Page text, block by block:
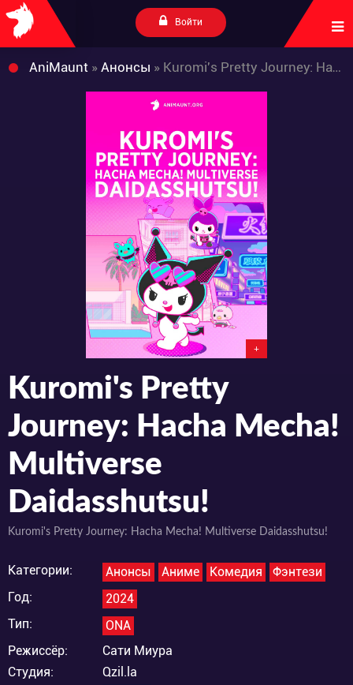
Войти
AniMaunt » Анонсы » Kuromi's Pretty Journey: Hacha Mecha! Multiverse Daidasshutsu!
+
Kuromi's Pretty
Journey: Hacha Mecha!
Multiverse
Daidasshutsu!
Kuromi's Pretty Journey: Hacha Mecha! Multiverse Daidasshutsu!
Категории: Анонсы Аниме Комедия
Фэнтези
Год:
2024
Тип:
ONA
Режиссёр:
Сати Миура
Студия:
Qzil.la